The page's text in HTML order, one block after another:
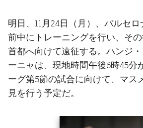
明日、11月24日（月）、バルセ
前中にトレーニングを行い、そ
首都へ向けて遠征する。ハンジ
ーニャは、現地時間午後6時45分
ーグ第5節の試合に向けて、マス
見を行う予定だ。
label.aria.chevronleft